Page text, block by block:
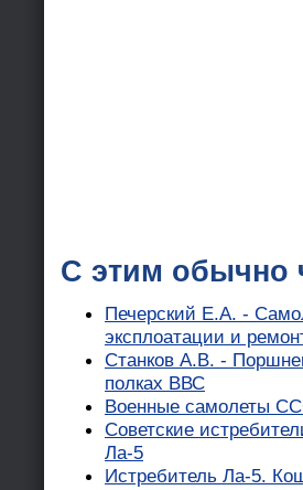
С этим обычно
Печерский Е.А. -
эксплоатации и
Станков А.В. -
полках ВВС
Военные самолеты
Советские
Ла-5
Истребитель Ла-5.